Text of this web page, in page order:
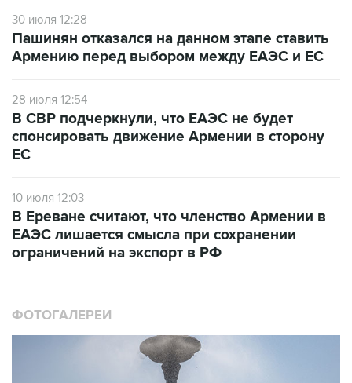
30 июля 12:28
Пашинян отказался на данном этапе ставить
Армению перед выбором между ЕАЭС и ЕС
28 июля 12:54
В СВР подчеркнули, что ЕАЭС не будет
спонсировать движение Армении в сторону
ЕС
10 июля 12:03
В Ереване считают, что членство Армении в
ЕАЭС лишается смысла при сохранении
ограничений на экспорт в РФ
ФОТОГАЛЕРЕИ